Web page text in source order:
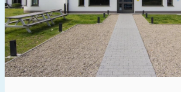
1 2 3 5
Entfernungen